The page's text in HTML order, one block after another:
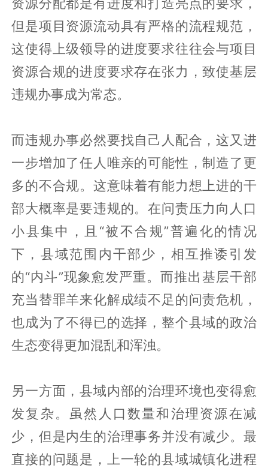
资源分配都是有进度和打造亮点的要求，
但是项目资源流动具有严格的流程规范，
这使得上级领导的进度要求往往会与项目
资源合规的进度要求存在张力，致使基层
违规办事成为常态。
而违规办事必然要找自己人配合，这又进
一步增加了任人唯亲的可能性，制造了更
多的不合规。这意味着有能力想上进的干
部大概率是要违规的。在问责压力向人口
小县集中，且“被不合规”普遍化的情况
下，县域范围内干部少，相互推诿引发
的“内斗”现象愈发严重。而推出基层干部
充当替罪羊来化解成绩不足的问责危机，
也成为了不得已的选择，整个县域的政治
生态变得更加混乱和浑浊。
另一方面，县域内部的治理环境也变得愈
发复杂。虽然人口数量和治理资源在减
少，但是内生的治理事务并没有减少。最
直接的问题是，上一轮的县域城镇化进程